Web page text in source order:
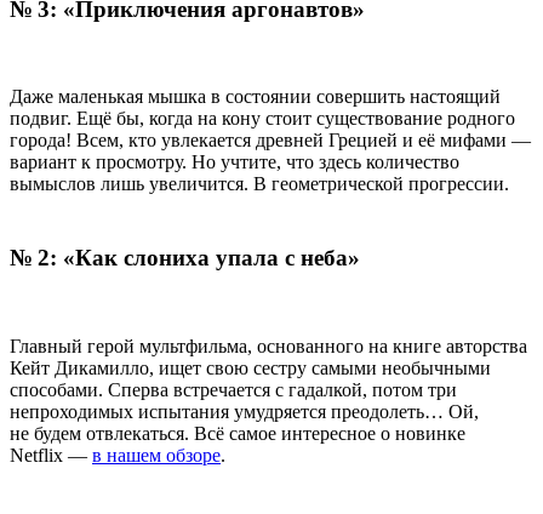
№ 3: «Приключения аргонавтов»
Даже маленькая мышка в состоянии совершить настоящий
подвиг. Ещё бы, когда на кону стоит существование родного
города! Всем, кто увлекается древней Грецией и её мифами —
вариант к просмотру. Но учтите, что здесь количество
вымыслов лишь увеличится. В геометрической прогрессии.
№ 2: «Как слониха упала с неба»
Главный герой мультфильма, основанного на книге авторства
Кейт Дикамилло, ищет свою сестру самыми необычными
способами. Сперва встречается с гадалкой, потом три
непроходимых испытания умудряется преодолеть… Ой,
не будем отвлекаться. Всё самое интересное о новинке
Netflix — в нашем обзоре.